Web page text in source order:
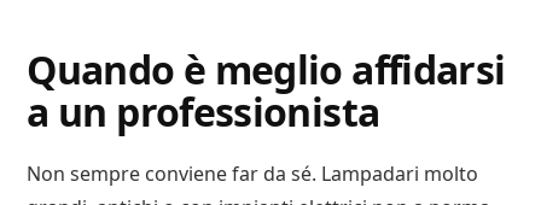
Quando è meglio affidarsi
a un professionista
Non sempre conviene far da sé. Lampadari molto